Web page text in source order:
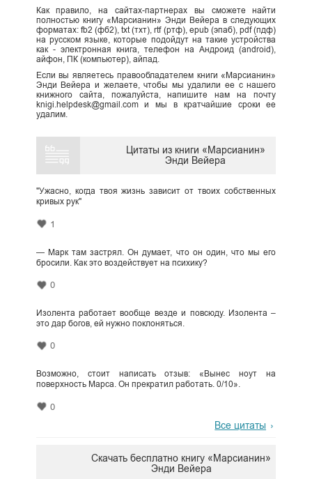
Как правило, на сайтах-партнерах вы сможете найти
полностью книгу «Марсианин» Энди Вейера в следующих
форматах: fb2 (фб2), txt (тхт), rtf (ртф), epub (эпаб), pdf (пдф)
на русском языке, которые подойдут на такие устройства
как - электронная книга, телефон на Андроид (android),
айфон, ПК (компьютер), айпад.
Если вы являетесь правообладателем книги «Марсианин»
Энди Вейера и желаете, чтобы мы удалили ее с нашего
книжного сайта, пожалуйста, напишите нам на почту
knigi.helpdesk@gmail.com и мы в кратчайшие сроки ее
удалим.
Цитаты из книги «Марсианин»
Энди Вейера
"Ужасно, когда твоя жизнь зависит от твоих собственных
кривых рук"
1
— Марк там застрял. Он думает, что он один, что мы его
бросили. Как это воздействует на психику?
0
Изолента работает вообще везде и повсюду. Изолента –
это дар богов, ей нужно поклоняться.
0
Возможно, стоит написать отзыв: «Вынес ноут на
поверхность Марса. Он прекратил работать. 0/10».
0
Все цитаты
Скачать бесплатно книгу «Марсианин»
Энди Вейера